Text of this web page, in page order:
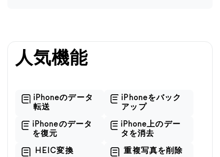
人気機能
iPhoneのデータ
転送
iPhoneをバック
アップ
iPhoneのデータ
を復元
iPhone上のデー
タを消去
HEIC変換 重複写真を削除